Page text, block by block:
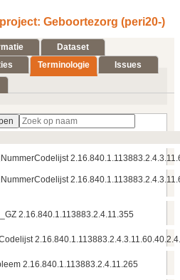
Geboortezorg (peri20-)
Dataset
Terminologie Issues
2.16.840.1.113883.2.4.11.355
2.16.840.1.113883.2.4.11.265